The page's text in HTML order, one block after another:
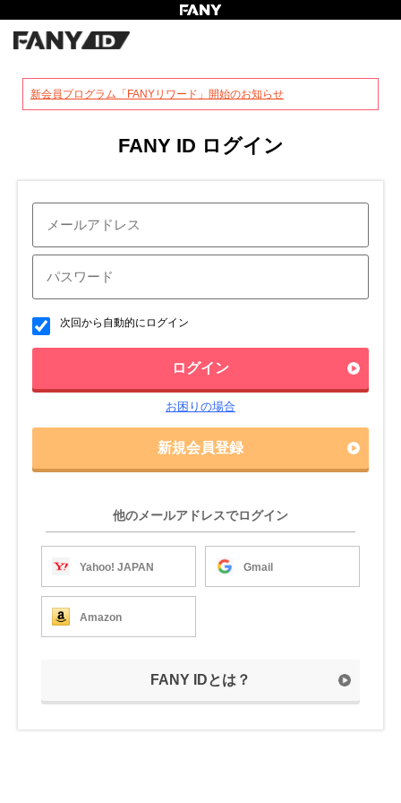
新会員プログラム「FANYリワード」開始のお知らせ
FANY ID ログイン
次回から自動的にログイン
ログイン
お困りの場合
新規会員登録
他のメールアドレスでログイン
Yahoo! JAPAN Gmail
Amazon
FANY IDとは？